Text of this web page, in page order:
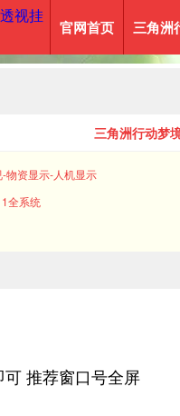
官网首页 三角洲
三角洲行动梦
物资显示-人机显示
全系统
推荐窗口号全屏